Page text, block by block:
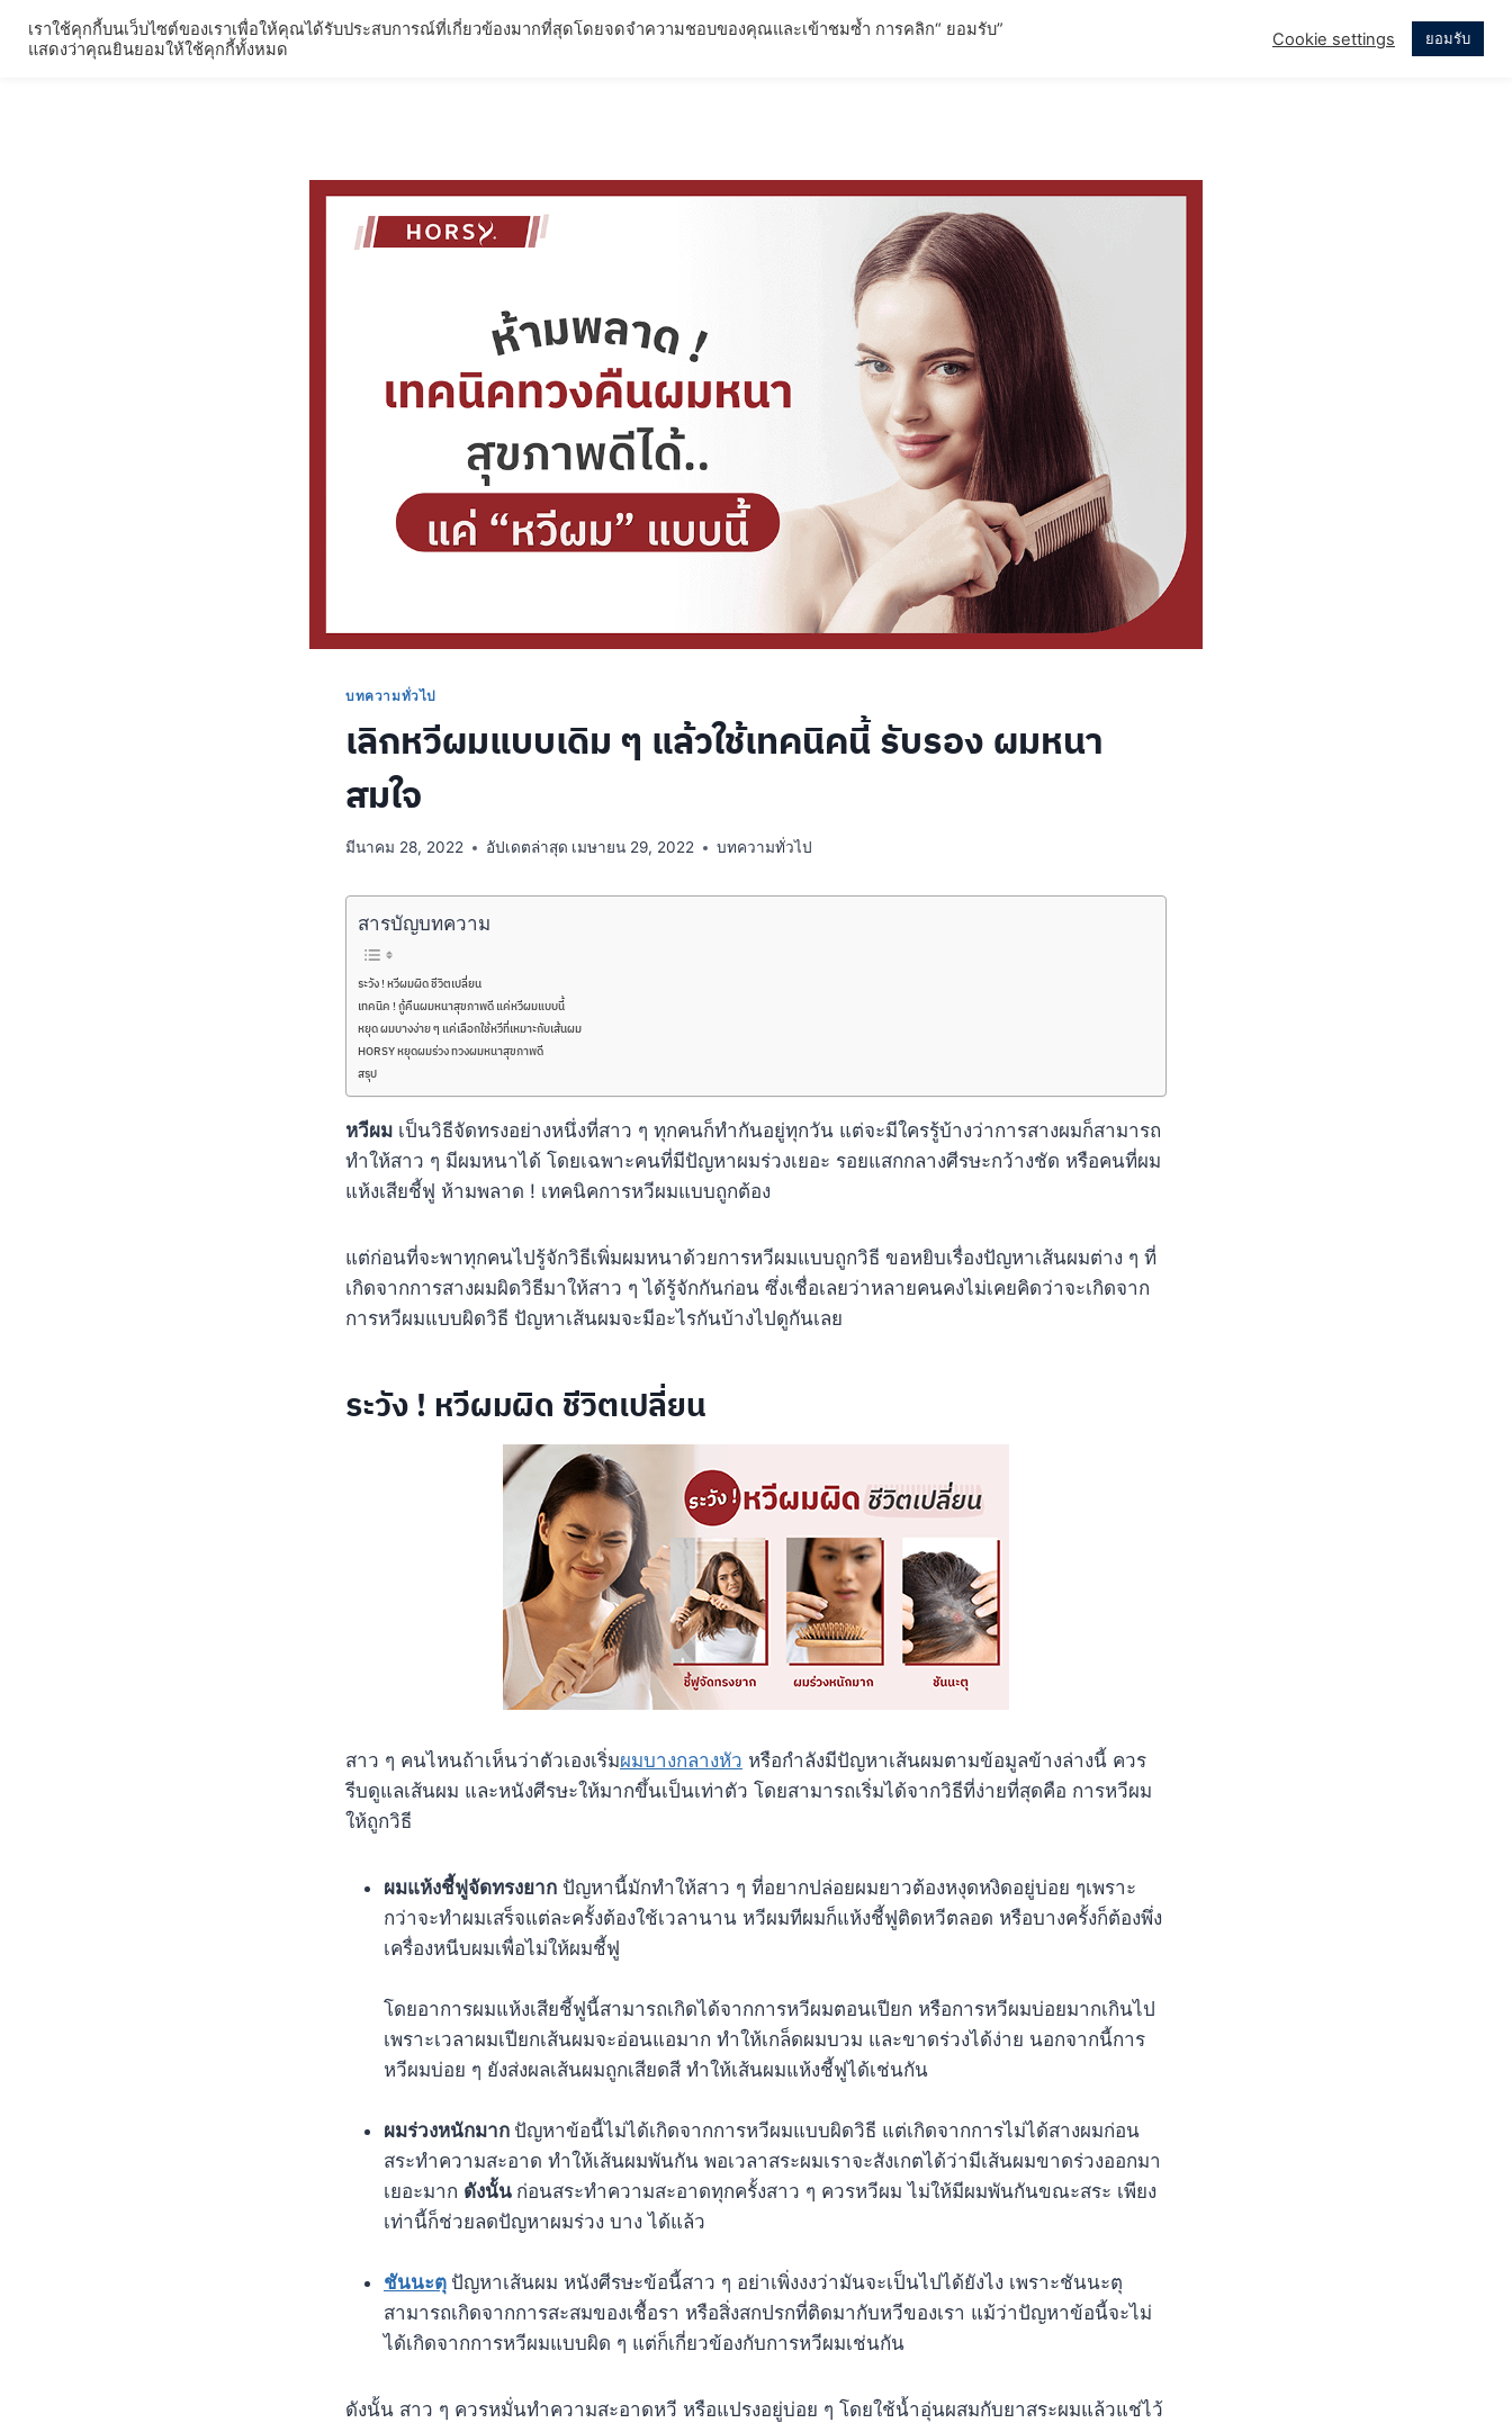
บทความทั่วไป
เลิกหวีผมแบบเดิม ๆ แล้วใช้เทคนิคนี้ รับรอง ผมหนา
สมใจ
มีนาคม 28, 2022 อัปเดตล่าสุด เมษายน 29, 2022 บทความทั่วไป
สารบัญบทความ
ระวัง ! หวีผมผิด ชีวิตเปลี่ยน
เทคนิค ! กู้คืนผมหนาสุขภาพดี แค่หวีผมแบบนี้
หยุด ผมบางง่าย ๆ แค่เลือกใช้หวีที่เหมาะกับเส้นผม
HORSY หยุดผมร่วง ทวงผมหนาสุขภาพดี
สรุป
หวีผม เป็นวิธีจัดทรงอย่างหนึ่งที่สาว ๆ ทุกคนก็ทำกันอยู่ทุกวัน แต่จะมีใครรู้บ้างว่าการสางผมก็สามารถ
ทำให้สาว ๆ มีผมหนาได้ โดยเฉพาะคนที่มีปัญหาผมร่วงเยอะ รอยแสกกลางศีรษะกว้างชัด หรือคนที่ผม
แห้งเสียชี้ฟู ห้ามพลาด ! เทคนิคการหวีผมแบบถูกต้อง
แต่ก่อนที่จะพาทุกคนไปรู้จักวิธีเพิ่มผมหนาด้วยการหวีผมแบบถูกวิธี ขอหยิบเรื่องปัญหาเส้นผมต่าง ๆ ที่
เกิดจากการสางผมผิดวิธีมาให้สาว ๆ ได้รู้จักกันก่อน ซึ่งเชื่อเลยว่าหลายคนคงไม่เคยคิดว่าจะเกิดจาก
การหวีผมแบบผิดวิธี ปัญหาเส้นผมจะมีอะไรกันบ้างไปดูกันเลย
ระวัง ! หวีผมผิด ชีวิตเปลี่ยน
สาว ๆ คนไหนถ้าเห็นว่าตัวเองเริ่มผมบางกลางหัว หรือกำลังมีปัญหาเส้นผมตามข้อมูลข้างล่างนี้ ควร
รีบดูแลเส้นผม และหนังศีรษะให้มากขึ้นเป็นเท่าตัว โดยสามารถเริ่มได้จากวิธีที่ง่ายที่สุดคือ การหวีผม
ให้ถูกวิธี
ผมแห้งชี้ฟูจัดทรงยาก ปัญหานี้มักทำให้สาว ๆ ที่อยากปล่อยผมยาวต้องหงุดหงิดอยู่บ่อย ๆเพราะ
กว่าจะทำผมเสร็จแต่ละครั้งต้องใช้เวลานาน หวีผมทีผมก็แห้งชี้ฟูติดหวีตลอด หรือบางครั้งก็ต้องพึ่ง
เครื่องหนีบผมเพื่อไม่ให้ผมชี้ฟู
โดยอาการผมแห้งเสียชี้ฟูนี้สามารถเกิดได้จากการหวีผมตอนเปียก หรือการหวีผมบ่อยมากเกินไป
เพราะเวลาผมเปียกเส้นผมจะอ่อนแอมาก ทำให้เกล็ดผมบวม และขาดร่วงได้ง่าย นอกจากนี้การ
หวีผมบ่อย ๆ ยังส่งผลเส้นผมถูกเสียดสี ทำให้เส้นผมแห้งชี้ฟูได้เช่นกัน
ผมร่วงหนักมาก ปัญหาข้อนี้ไม่ได้เกิดจากการหวีผมแบบผิดวิธี แต่เกิดจากการไม่ได้สางผมก่อน
สระทำความสะอาด ทำให้เส้นผมพันกัน พอเวลาสระผมเราจะสังเกตได้ว่ามีเส้นผมขาดร่วงออกมา
เยอะมาก ดังนั้น ก่อนสระทำความสะอาดทุกครั้งสาว ๆ ควรหวีผม ไม่ให้มีผมพันกันขณะสระ เพียง
เท่านี้ก็ช่วยลดปัญหาผมร่วง บาง ได้แล้ว
ชันนะตุ ปัญหาเส้นผม หนังศีรษะข้อนี้สาว ๆ อย่าเพิ่งงงว่ามันจะเป็นไปได้ยังไง เพราะชันนะตุ
สามารถเกิดจากการสะสมของเชื้อรา หรือสิ่งสกปรกที่ติดมากับหวีของเรา แม้ว่าปัญหาข้อนี้จะไม่
ได้เกิดจากการหวีผมแบบผิด ๆ แต่ก็เกี่ยวข้องกับการหวีผมเช่นกัน
ดังนั้น สาว ๆ ควรหมั่นทำความสะอาดหวี หรือแปรงอยู่บ่อย ๆ โดยใช้น้ำอุ่นผสมกับยาสระผมแล้วแช่ไว้
เราใช้คุกกี้บนเว็บไซต์ของเราเพื่อให้คุณได้รับประสบการณ์ที่เกี่ยวข้องมากที่สุดโดยจดจำความชอบของคุณและเข้าชมซ้ำ การคลิก“ ยอมรับ”
แสดงว่าคุณยินยอมให้ใช้คุกกี้ทั้งหมด
Cookie settings ยอมรับ